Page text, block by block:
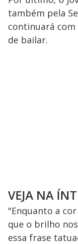
também pela
continuará
de bailar.
VEJA NA
"Enquanto a
que o brilho
essa frase